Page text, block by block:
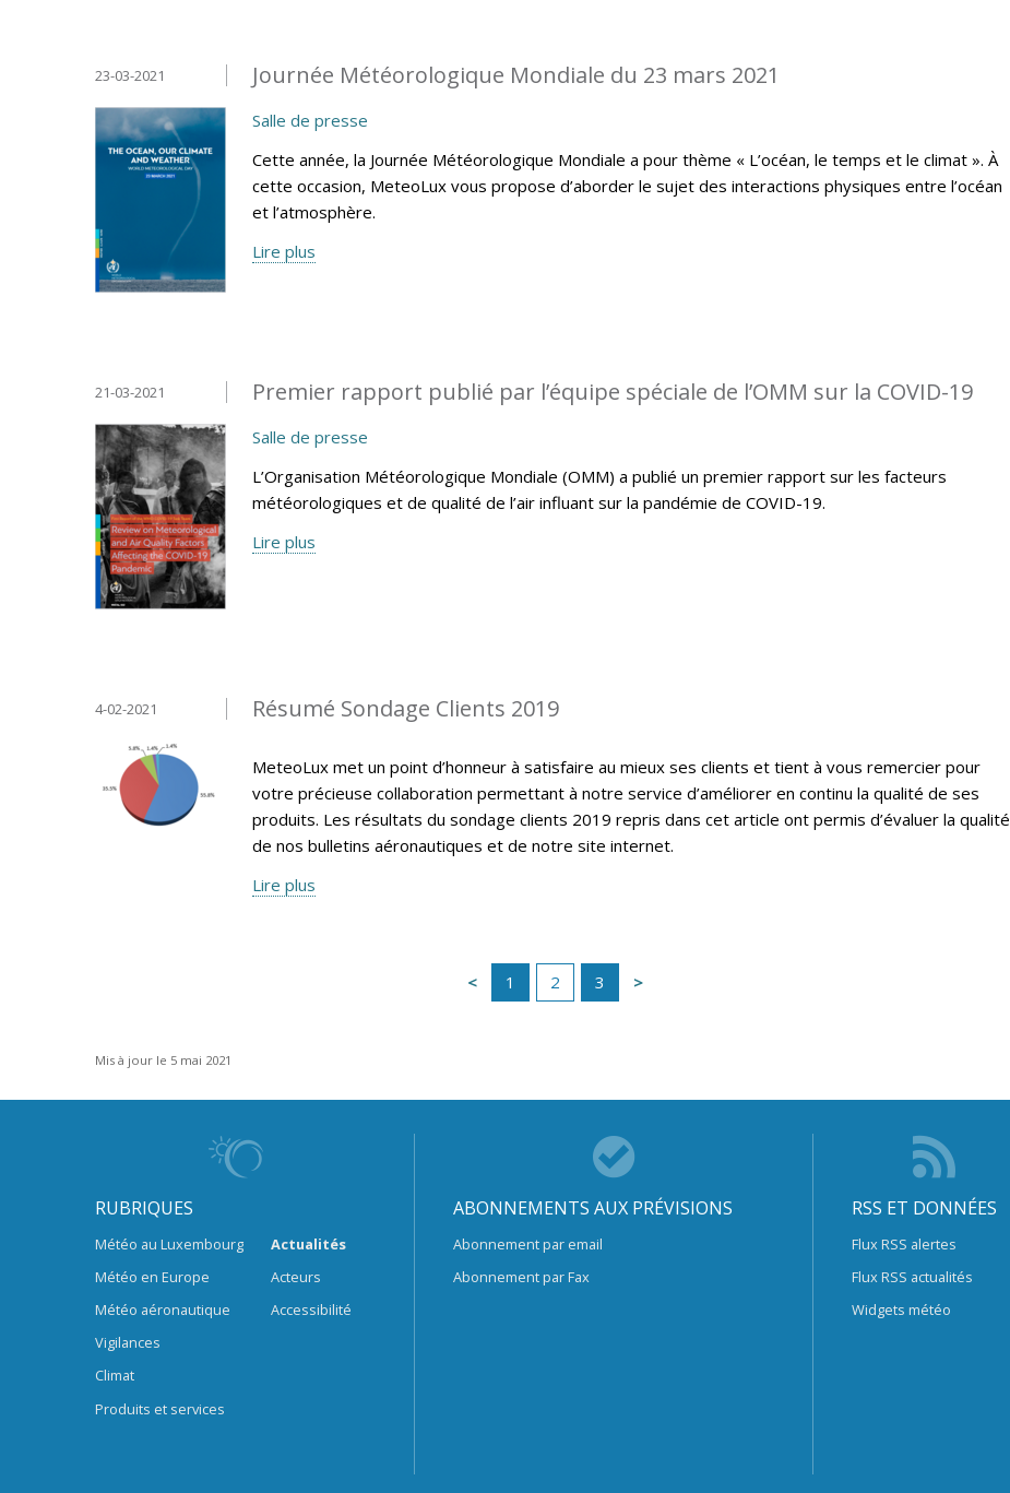
Journée Météorologique Mondiale du 23 mars 2021
23-03-2021
Salle de presse
Cette année, la Journée Météorologique Mondiale a pour thème « L’océan, le temps et le climat ». À
cette occasion, MeteoLux vous propose d’aborder le sujet des interactions physiques entre l’océan
et l’atmosphère.
Lire plus
Premier rapport publié par l’équipe spéciale de l’OMM sur la COVID-19
21-03-2021
Salle de presse
L’Organisation Météorologique Mondiale (OMM) a publié un premier rapport sur les facteurs
météorologiques et de qualité de l’air influant sur la pandémie de COVID-19.
Lire plus
Résumé Sondage Clients 2019
4-02-2021
MeteoLux met un point d’honneur à satisfaire au mieux ses clients et tient à vous remercier pour
votre précieuse collaboration permettant à notre service d’améliorer en continu la qualité de ses
produits. Les résultats du sondage clients 2019 repris dans cet article ont permis d’évaluer la qualité
de nos bulletins aéronautiques et de notre site internet.
Lire plus
1 2 3
Mis à jour le 5 mai 2021
RUBRIQUES
Météo au Luxembourg
Météo en Europe
Météo aéronautique
Vigilances
Climat
Produits et services
Actualités
Acteurs
Accessibilité
ABONNEMENTS AUX PRÉVISIONS
Abonnement par email
Abonnement par Fax
RSS ET DONNÉES
Flux RSS alertes
Flux RSS actualités
Widgets météo